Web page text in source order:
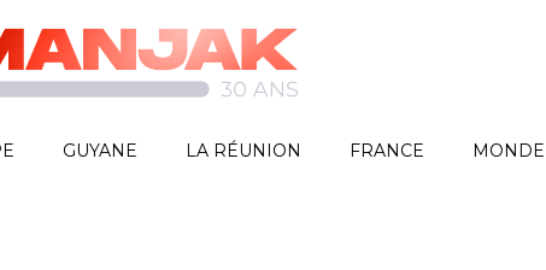
GUYANE LA RÉUNION FRANCE MONDE